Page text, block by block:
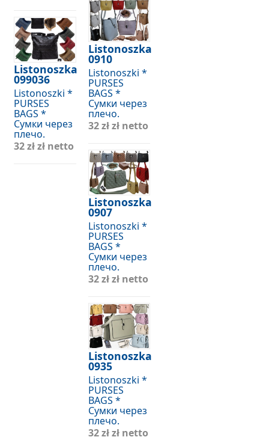
Listonoszka
099036
Listonoszki *
PURSES
BAGS *
Сумки через
плечо.
32 złzł netto
Listonoszka
0910
Listonoszki *
PURSES
BAGS *
Сумки через
плечо.
32 złzł netto
Listonoszka
0907
Listonoszki *
PURSES
BAGS *
Сумки через
плечо.
32 złzł netto
Listonoszka
0935
Listonoszki *
PURSES
BAGS *
Сумки через
плечо.
32 złzł netto